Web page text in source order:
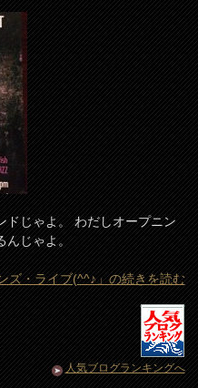
ドじゃよ。 わだしオープニン
んじゃよ。
ズ・ライブ(^^♪」の続きを読む
人気ブログランキングへ